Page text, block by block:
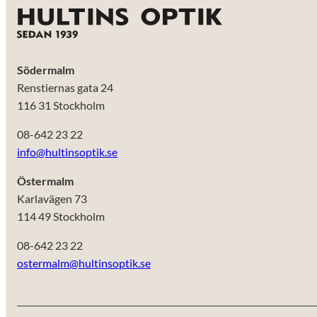
Södermalm
Renstiernas gata 24
116 31 Stockholm
08-642 23 22
info@hultinsoptik.se
Östermalm
Karlavägen 73
114 49 Stockholm
08-642 23 22
ostermalm@hultinsoptik.se
går inte att